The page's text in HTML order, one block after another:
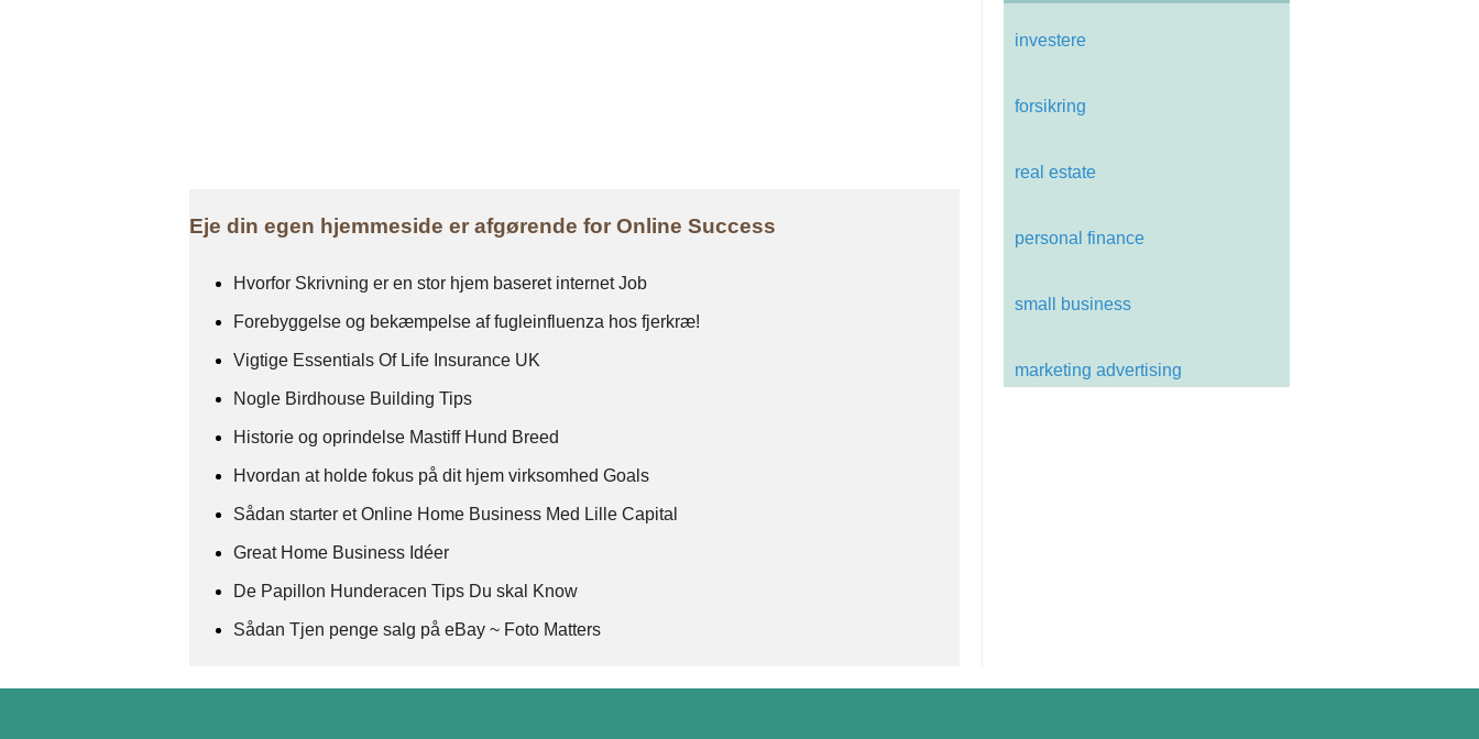
Eje din egen hjemmeside er afgørende for Online Success
Hvorfor Skrivning er en stor hjem baseret internet Job
Forebyggelse og bekæmpelse af fugleinfluenza hos fjerkræ!
Vigtige Essentials Of Life Insurance UK
Nogle Birdhouse Building Tips
Historie og oprindelse Mastiff Hund Breed
Hvordan at holde fokus på dit hjem virksomhed Goals
Sådan starter et Online Home Business Med Lille Capital
Great Home Business Idéer
De Papillon Hunderacen Tips Du skal Know
Sådan Tjen penge salg på eBay ~ Foto Matters
investere
forsikring
real estate
personal finance
small business
marketing advertising